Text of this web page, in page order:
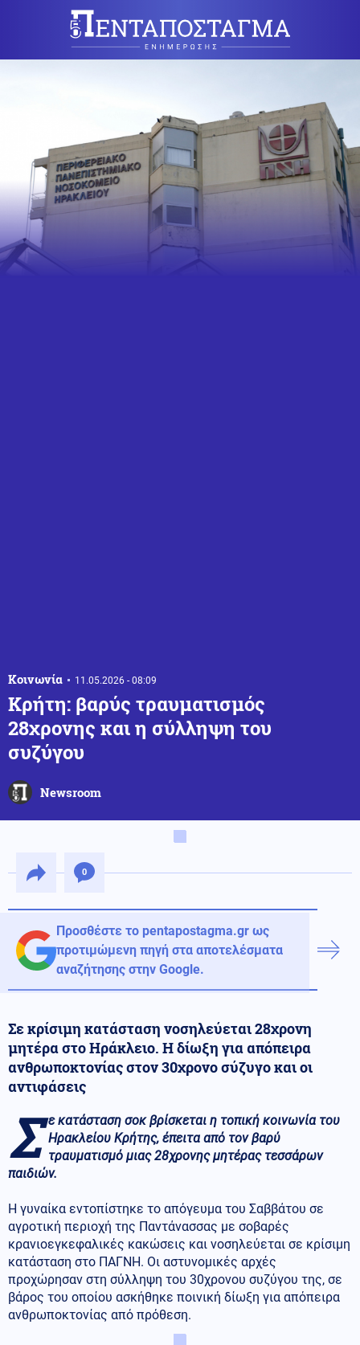
Κοινωνία 11.05.2026 - 08:09
Κρήτη: βαρύς τραυματισμός
28χρονης και η σύλληψη του
συζύγου
Newsroom
0
Προσθέστε το pentapostagma.gr ως
προτιμώμενη πηγή στα αποτελέσματα
αναζήτησης στην Google.
Σε κρίσιμη κατάσταση νοσηλεύεται 28χρονη
μητέρα στο Ηράκλειο. Η δίωξη για απόπειρα
ανθρωποκτονίας στον 30χρονο σύζυγο και οι
αντιφάσεις
Σ ε κατάσταση σοκ βρίσκεται η τοπική κοινωνία του
Ηρακλείου Κρήτης, έπειτα από τον βαρύ
τραυματισμό μιας 28χρονης μητέρας τεσσάρων
παιδιών.
Η γυναίκα εντοπίστηκε το απόγευμα του Σαββάτου σε
αγροτική περιοχή της Παντάνασσας με σοβαρές
κρανιοεγκεφαλικές κακώσεις και νοσηλεύεται σε κρίσιμη
κατάσταση στο ΠΑΓΝΗ. Οι αστυνομικές αρχές
προχώρησαν στη σύλληψη του 30χρονου συζύγου της, σε
βάρος του οποίου ασκήθηκε ποινική δίωξη για απόπειρα
ανθρωποκτονίας από πρόθεση.